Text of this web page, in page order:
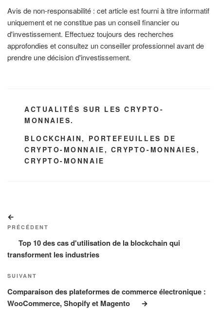
Avis de non-responsabilité : cet article est fourni à titre informatif
uniquement et ne constitue pas un conseil financier ou
d'investissement. Effectuez toujours des recherches
approfondies et consultez un conseiller professionnel avant de
prendre une décision d'investissement.
CATÉGORIES
ACTUALITÉS SUR LES CRYPTO-
MONNAIES.
ÉTIQUETTES
BLOCKCHAIN, PORTEFEUILLES DE
CRYPTO-MONNAIE , CRYPTO-MONNAIES ,
CRYPTO-MONNAIE
de
l’article
précédent
PRÉCÉDENT
Top 10 des cas d'utilisation de la blockchain qui
transforment les industries
Article
suivant
SUIVANT
Comparaison des plateformes de commerce électronique :
WooCommerce, Shopify et Magento